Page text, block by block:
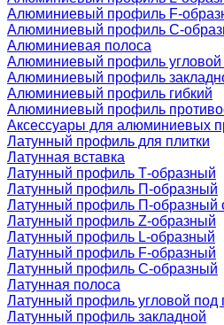
Алюминиевый профиль F-
Алюминиевый профиль C-
Алюминиевая полоса
Алюминиевый профиль угловой
Алюминиевый профиль
Алюминиевый профиль гибкий
Алюминиевый профиль
Аксессуары для алюминиевых
Латунный профиль для плитки
Латунная вставка
Латунный профиль Т-образный
Латунный профиль П-образный
Латунный профиль П-образный
Латунный профиль Z-образный
Латунный профиль L-образный
Латунный профиль F-образный
Латунный профиль C-образный
Латунная полоса
Латунный профиль угловой под
Латунный профиль закладной